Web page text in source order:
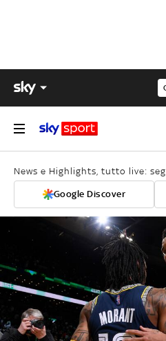
News e Highlights, tutto live:
Google Discover